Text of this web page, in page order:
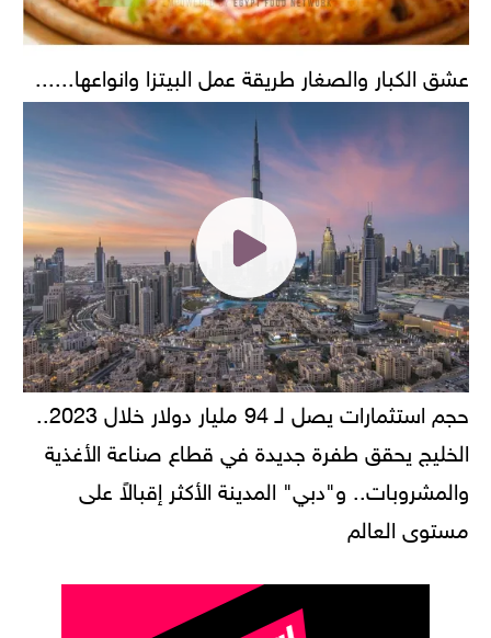
عشق الكبار والصغار طريقة عمل البيتزا وانواعها......
حجم استثمارات يصل لـ 94 مليار دولار خلال 2023..
الخليج يحقق طفرة جديدة في قطاع صناعة الأغذية
والمشروبات.. و"دبي" المدينة الأكثر إقبالاً على
مستوى العالم